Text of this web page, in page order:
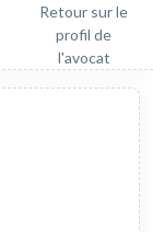
Retour sur le
profil de
l'avocat